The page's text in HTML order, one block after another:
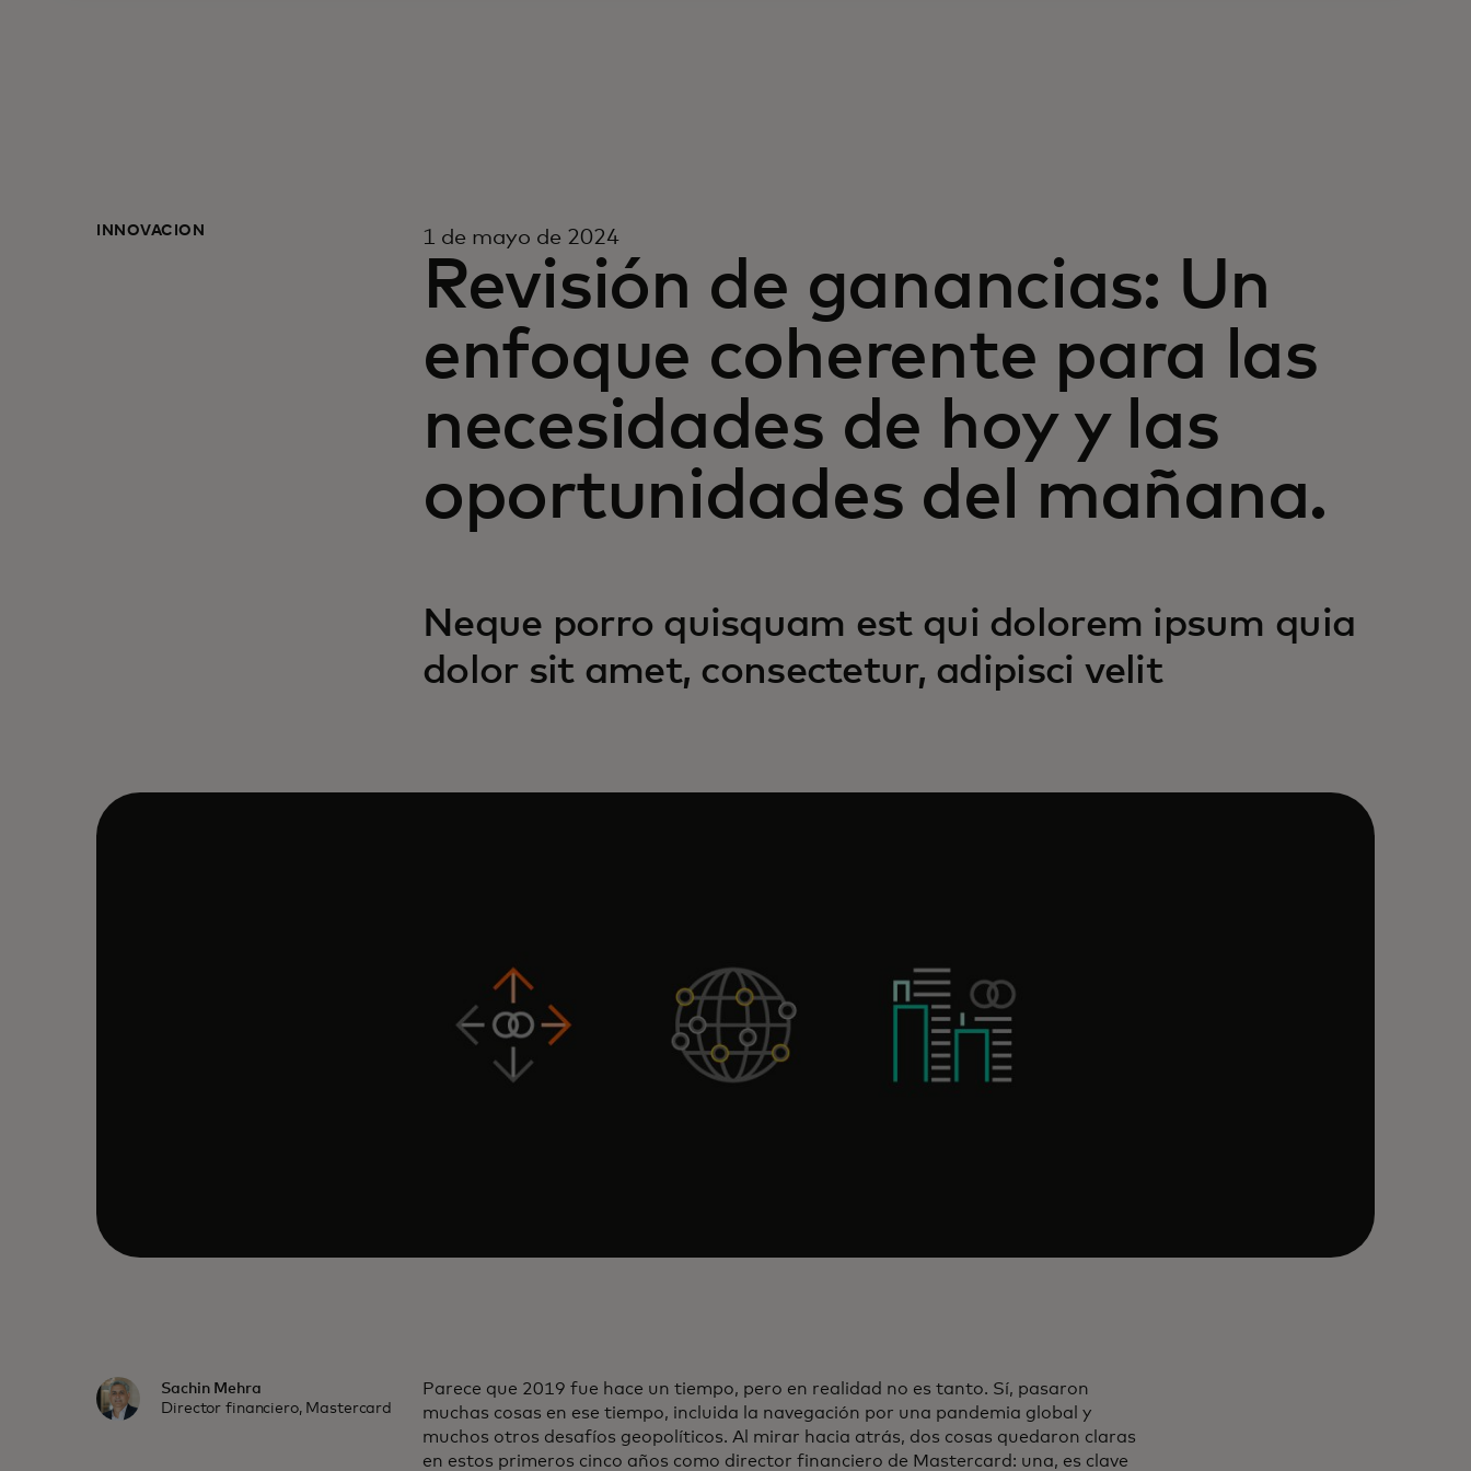
INNOVACIÓN 1 de mayo de 2024
Revisión de ganancias: Un
enfoque coherente para las
necesidades de hoy y las
oportunidades del mañana.
Neque porro quisquam est qui dolorem ipsum quia
dolor sit amet, consectetur, adipisci velit
Sachin Mehra
Director financiero, Mastercard
Parece que 2019 fue hace un tiempo, pero en realidad no es tanto. Sí, pasaron
muchas cosas en ese tiempo, incluida la navegación por una pandemia global y
muchos otros desafíos geopolíticos. Al mirar hacia atrás, dos cosas quedaron claras
en estos primeros cinco años como director financiero de Mastercard: una, es clave